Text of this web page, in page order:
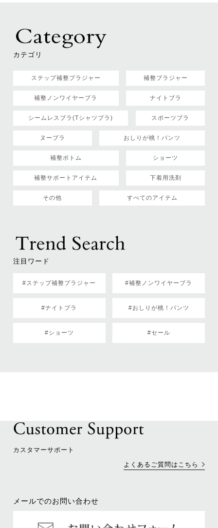
カテゴリ
ステップ補整ブラジャー 補整ブラジャー
補整ノンワイヤーブラ ナイトブラ
シームレスブラ(Tシャツブラ) スポーツブラ
ヌーブラ おしりが桃！パンツ
補整ボトム ショーツ
補整サポートアイテム 下着用洗剤
その他 すべてのアイテム
注目ワード
#ステップ補整ブラジャー #補整ノンワイヤーブラ
#ナイトブラ #おしりが桃！パンツ
#ショーツ #セール
カスタマーサポート
よくあるご質問はこちら
メールでのお問い合わせ